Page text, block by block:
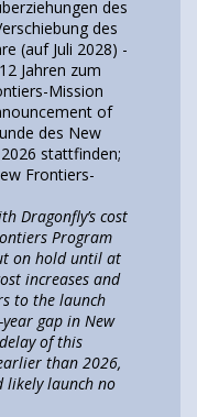
des
des
(auf Juli 2028) -
Jahren zum
Mission
of
des New
stattfinden;
Frontiers-
Dragonfly’s cost
Program
on hold until at
increases and
to the launch
gap in New
of this
than 2026,
likely launch no